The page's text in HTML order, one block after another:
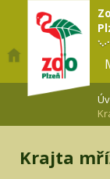
Krajta